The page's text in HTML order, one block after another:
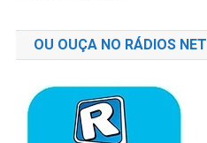
OU OUÇA NO RÁDIOS NET